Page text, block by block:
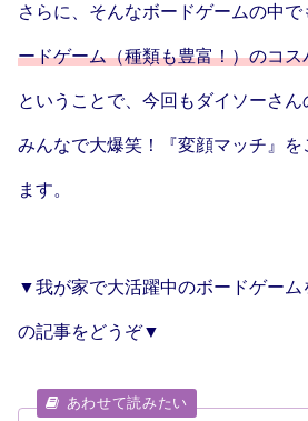
さらに、そんなボードゲームの中で
ードゲーム（種類も豊富！）のコ
ということで、今回もダイソーさん
みんなで大爆笑！『変顔マッチ』を
ます。
▼我が家で大活躍中のボードゲーム
の記事をどうぞ▼